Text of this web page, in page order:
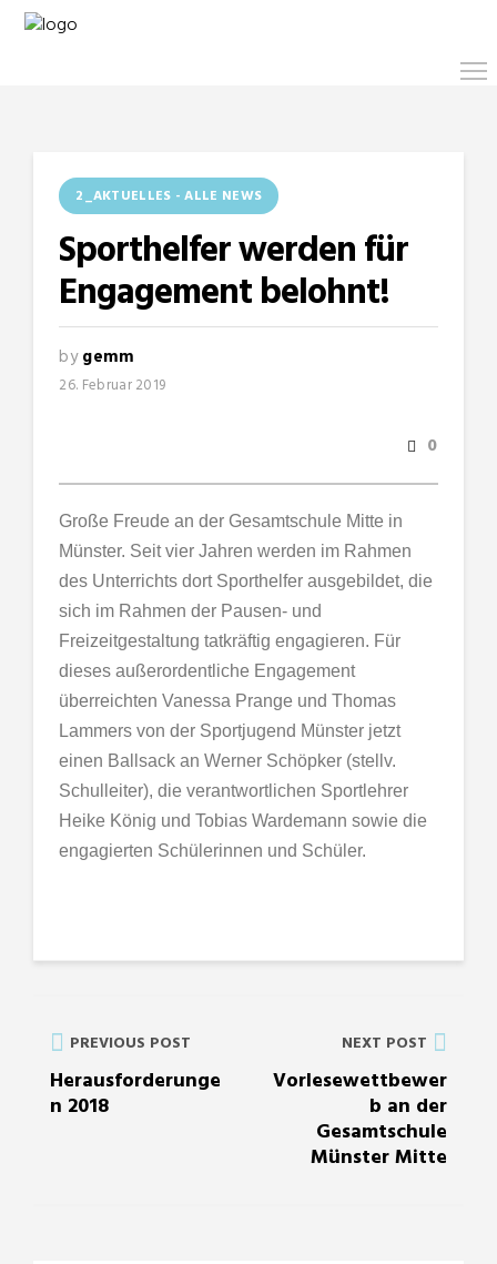
2_AKTUELLES - ALLE NEWS
Sporthelfer werden für
Engagement belohnt!
bygemm
26. Februar 2019
0
Große Freude an der Gesamtschule Mitte in
Münster. Seit vier Jahren werden im Rahmen
des Unterrichts dort Sporthelfer ausgebildet, die
sich im Rahmen der Pausen- und
Freizeitgestaltung tatkräftig engagieren. Für
dieses außerordentliche Engagement
überreichten Vanessa Prange und Thomas
Lammers von der Sportjugend Münster jetzt
einen Ballsack an Werner Schöpker (stellv.
Schulleiter), die verantwortlichen Sportlehrer
Heike König und Tobias Wardemann sowie die
engagierten Schülerinnen und Schüler.
PREVIOUS POST
Herausforderunge
n 2018
NEXT POST
Vorlesewettbewer
b an der
Gesamtschule
Münster Mitte